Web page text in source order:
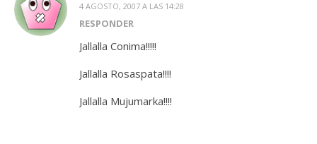
4 AGOSTO, 2007 A LAS 14:28
RESPONDER
Jallalla Conima!!!!!
Jallalla Rosaspata!!!!
Jallalla Mujumarka!!!!